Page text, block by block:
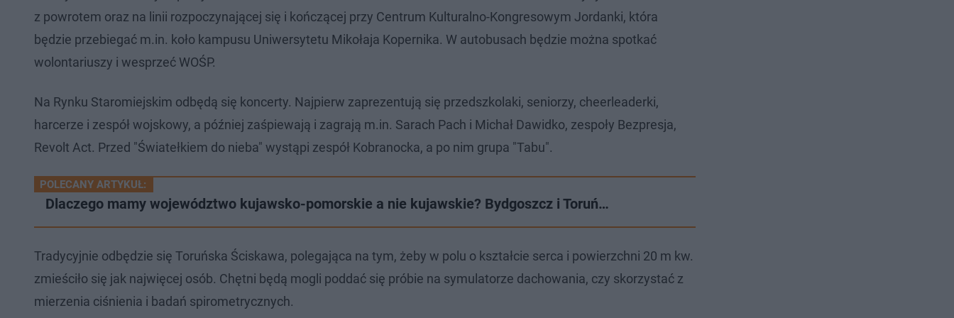
z powrotem oraz na linii rozpoczynającej się i kończącej przy Centrum Kulturalno-Kongresowym Jordanki, która
będzie przebiegać m.in. koło kampusu Uniwersytetu Mikołaja Kopernika. W autobusach będzie można spotkać
wolontariuszy i wesprzeć WOŚP.
Na Rynku Staromiejskim odbędą się koncerty. Najpierw zaprezentują się przedszkolaki, seniorzy, cheerleaderki,
harcerze i zespół wojskowy, a później zaśpiewają i zagrają m.in. Sarach Pach i Michał Dawidko, zespoły Bezpresja,
Revolt Act. Przed "Światełkiem do nieba" wystąpi zespół Kobranocka, a po nim grupa "Tabu".
POLECANY ARTYKUŁ:
Dlaczego mamy województwo kujawsko-pomorskie a nie kujawskie? Bydgoszcz i Toruń…
Tradycyjnie odbędzie się Toruńska Ściskawa, polegająca na tym, żeby w polu o kształcie serca i powierzchni 20 m kw.
zmieściło się jak najwięcej osób. Chętni będą mogli poddać się próbie na symulatorze dachowania, czy skorzystać z
mierzenia ciśnienia i badań spirometrycznych.